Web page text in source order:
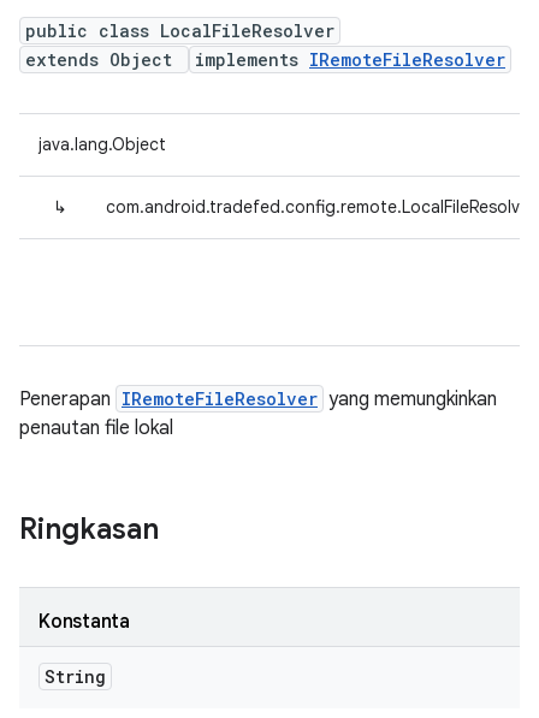
public class LocalFileResolver
extends Object
implements IRemoteFileResolver
java.lang.Object
↳ com.android.tradefed.config.remote.LocalFileResolver
Penerapan IRemoteFileResolver yang memungkinkan
penautan file lokal
Ringkasan
Konstanta
String